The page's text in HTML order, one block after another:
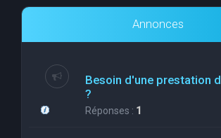
Annonces
Besoin d'une prestation
?
Réponses : 1